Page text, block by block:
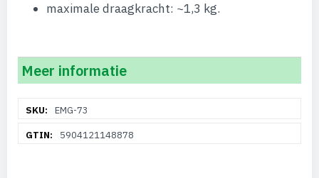
maximale draagkracht: ~1,3 kg.
Meer informatie
informatieEMG-73
5904121148878